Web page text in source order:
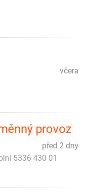
včera
provoz
před 2 dny
5336 430 01